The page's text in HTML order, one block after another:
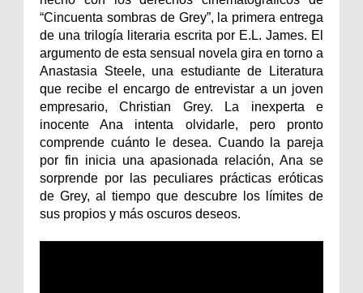
“Cincuenta sombras de Grey”, la primera entrega
de una trilogía literaria escrita por E.L. James. El
argumento de esta sensual novela gira en torno a
Anastasia Steele, una estudiante de Literatura
que recibe el encargo de entrevistar a un joven
empresario, Christian Grey. La inexperta e
inocente Ana intenta olvidarle, pero pronto
comprende cuánto le desea. Cuando la pareja
por fin inicia una apasionada relación, Ana se
sorprende por las peculiares prácticas eróticas
de Grey, al tiempo que descubre los límites de
sus propios y más oscuros deseos.